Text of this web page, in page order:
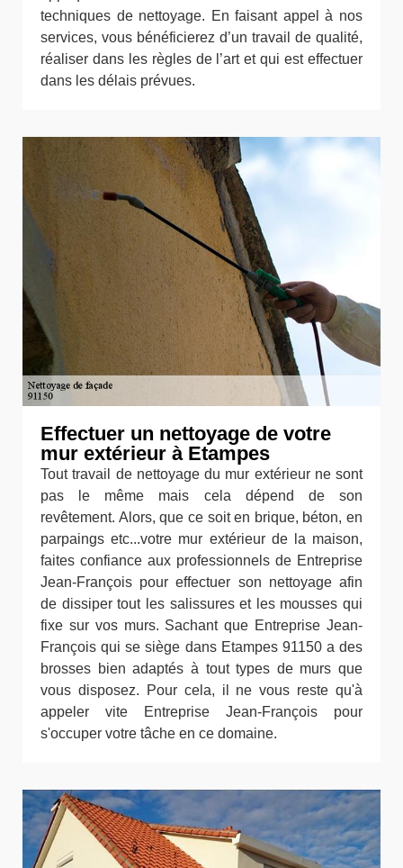
techniques de nettoyage. En faisant appel à nos
services, vous bénéficierez d’un travail de qualité,
réaliser dans les règles de l’art et qui est effectuer
dans les délais prévues.
Effectuer un nettoyage de votre
mur extérieur à Etampes
Tout travail de nettoyage du mur extérieur ne sont
pas le même mais cela dépend de son
revêtement. Alors, que ce soit en brique, béton, en
parpaings etc...votre mur extérieur de la maison,
faites confiance aux professionnels de Entreprise
Jean-François pour effectuer son nettoyage afin
de dissiper tout les salissures et les mousses qui
fixe sur vos murs. Sachant que Entreprise Jean-
François qui se siège dans Etampes 91150 a des
brosses bien adaptés à tout types de murs que
vous disposez. Pour cela, il ne vous reste qu'à
appeler vite Entreprise Jean-François pour
s'occuper votre tâche en ce domaine.